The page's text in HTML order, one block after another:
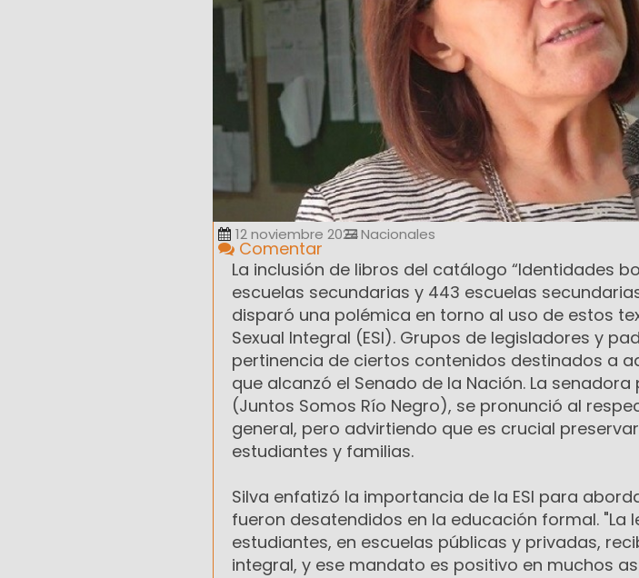
12 noviembre 2024Nacionales
Comentar
La inclusión de libros del catálogo “Identidades
escuelas secundarias y 443 escuelas
disparó una polémica en torno al uso de estos
Sexual Integral (ESI). Grupos de legisladores y
pertinencia de ciertos contenidos destinados a
que alcanzó el Senado de la Nación. La senadora
(Juntos Somos Río Negro), se pronunció al
general, pero advirtiendo que es crucial
estudiantes y familias.
Silva enfatizó la importancia de la ESI para
fueron desatendidos en la educación formal. "La
estudiantes, en escuelas públicas y privadas,
integral, y ese mandato es positivo en muchos